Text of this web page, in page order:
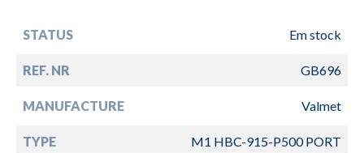
STATUS Em stock
REF. NR GB696
MANUFACTURE Valmet
TYPE M1 HBC-915-P500 PORT